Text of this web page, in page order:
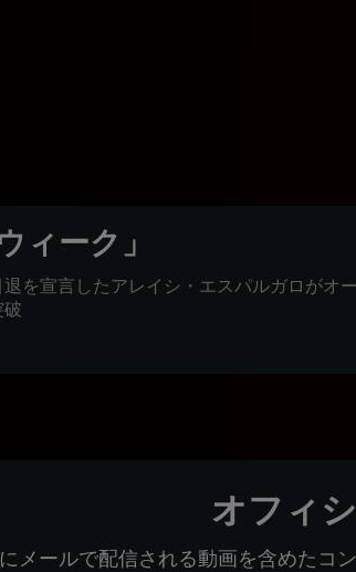
ィーク」
を宣言したアレイシ・エスパルガロがオー
破
オフィ
メールで配信される動画を含めたコ